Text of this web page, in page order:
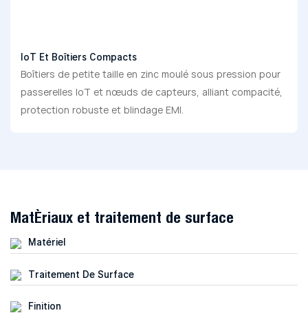
IoT Et Boîtiers Compacts
Boîtiers de petite taille en zinc moulé sous pression pour
passerelles IoT et nœuds de capteurs, alliant compacité,
protection robuste et blindage EMI.
Matériaux et traitement de surface
Matériel
Traitement De Surface
Finition